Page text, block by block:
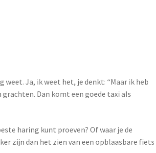
Ja, ik weet het, je denkt: “Maar ik heb
Dan komt een goede taxi als
haring kunt proeven? Of waar je de
zijn dan het zien van een opblaasbare fiets